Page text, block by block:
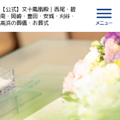
【公式】文十鳳凰殿｜西尾・碧
南・岡崎・豊田・安城・刈谷・
高浜の葬儀・お葬式